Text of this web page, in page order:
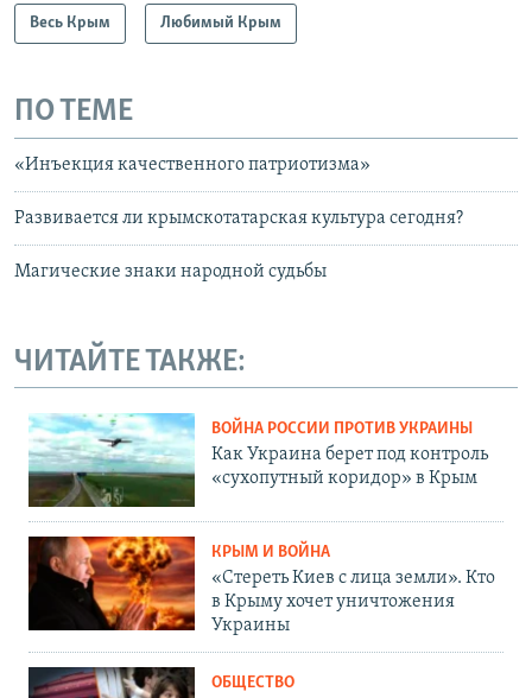
Весь Крым Любимый Крым
ПО ТЕМЕ
«Инъекция качественного патриотизма»
Развивается ли крымскотатарская культура сегодня?
Магические знаки народной судьбы
ЧИТАЙТЕ ТАКЖЕ:
ВОЙНА РОССИИ ПРОТИВ УКРАИНЫ
Как Украина берет под контроль
«сухопутный коридор» в Крым
КРЫМ И ВОЙНА
«Стереть Киев с лица земли». Кто
в Крыму хочет уничтожения
Украины
ОБЩЕСТВО